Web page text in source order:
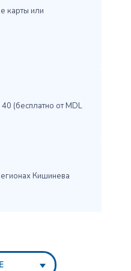
карты или
40 (бесплатно от MDL
Кишинева